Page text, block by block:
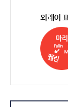
외래어